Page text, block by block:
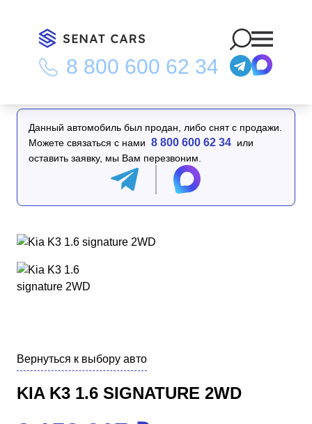
8 800 600 62 34
Главная Каталог/Kia K3 1.6 signature 2WD
Данный автомобиль был продан, либо снят с продажи.
Можете связаться с нами 8 800 600 62 34 или
оставить заявку, мы Вам перезвоним.
Вернуться к выбору авто
KIA K3 1.6 SIGNATURE 2WD